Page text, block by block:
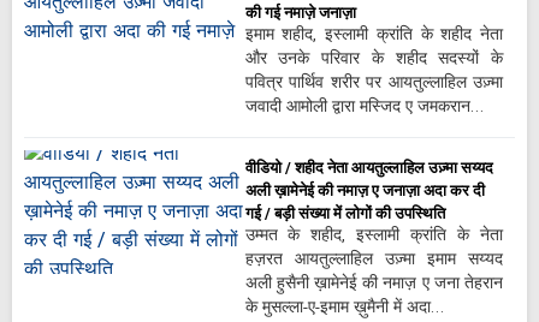
की गई नमाज़े जनाज़ा
इमाम शहीद, इस्लामी क्रांति के शहीद नेता
और उनके परिवार के शहीद सदस्यों के
पवित्र पार्थिव शरीर पर आयतुल्लाहिल उज़्मा
जवादी आमोली द्वारा मस्जिद ए जमकरान…
वीडियो / शहीद नेता आयतुल्लाहिल उज़्मा सय्यद
अली ख़ामेनेई की नमाज़ ए जनाज़ा अदा कर दी
गई / बड़ी संख्या में लोगों की उपस्थिति
उम्मत के शहीद, इस्लामी क्रांति के नेता
हज़रत आयतुल्लाहिल उज़्मा इमाम सय्यद
अली हुसैनी ख़ामेनेई की नमाज़ ए जना तेहरान
के मुसल्ला-ए-इमाम ख़ुमैनी में अदा…